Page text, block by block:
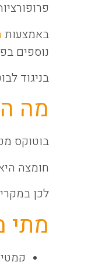
באמצעות
נוספים
בניגוד
מה
בוטוקס
חומצה
לכן
מתי